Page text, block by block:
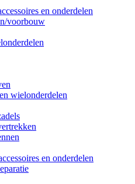
en onderdelen
voorbouw
wielonderdelen
en onderdelen